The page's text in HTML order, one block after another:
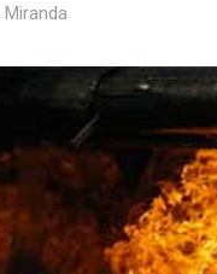
Miranda